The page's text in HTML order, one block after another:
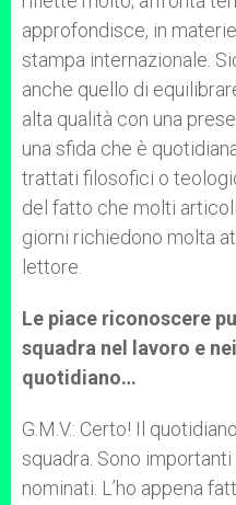
approfondisce, in
stampa internazionale.
anche quello di
alta qualità con una
una sfida che è
trattati filosofici o
del fatto che molti
giorni richiedono molta
lettore.
Le piace riconoscere
squadra nel lavoro e
quotidiano…
G.M.V.: Certo! Il
squadra. Sono
nominati. L’ho appena